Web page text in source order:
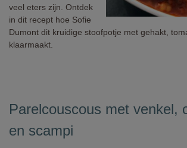
veel eters zijn. Ontdek
in dit recept hoe Sofie
Dumont dit kruidige stoofpotje met gehakt,
klaarmaakt.
Parelcouscous met venkel,
en scampi